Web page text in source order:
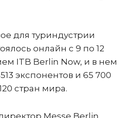
для туриндустрии
онлайн с 9 по 12
ITB Berlin Now, и в нем
экспонентов и 65 700
стран мира.
Messe Berlin